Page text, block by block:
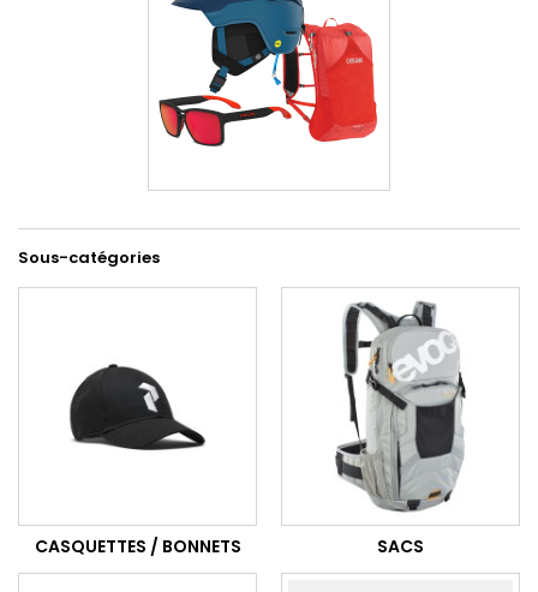
Sous-catégories
CASQUETTES / BONNETS SACS